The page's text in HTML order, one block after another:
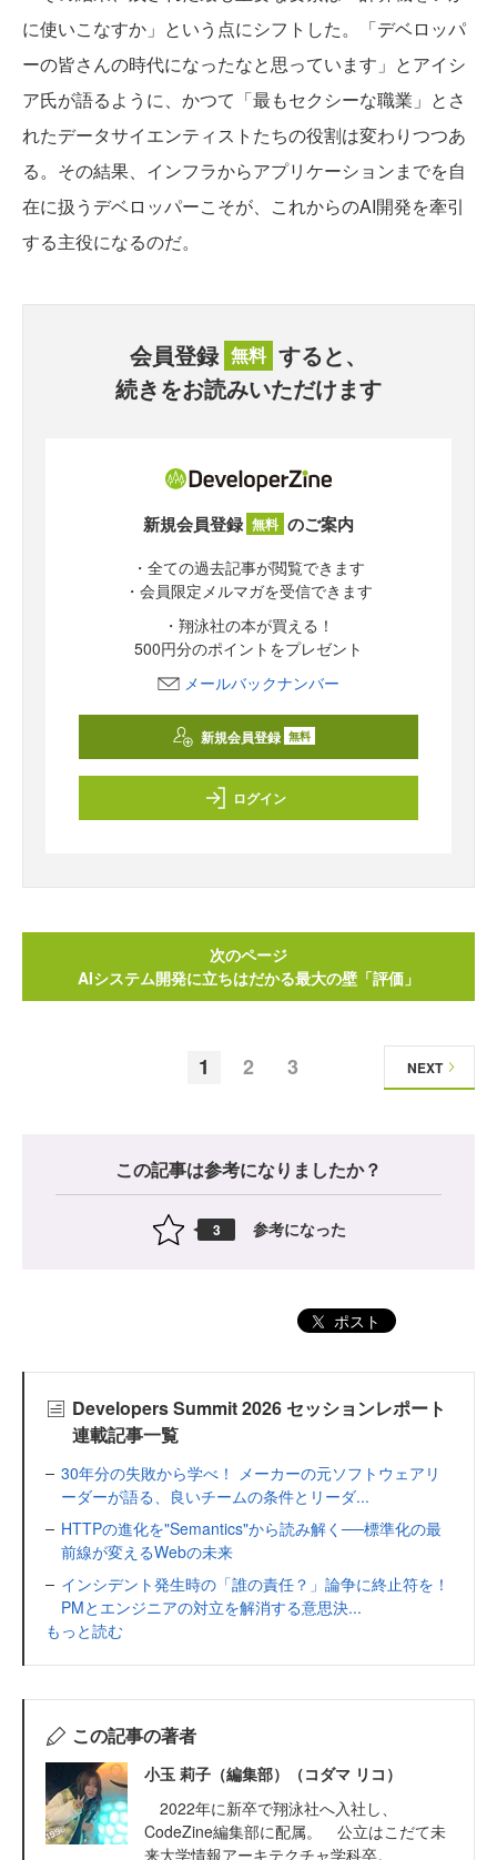
に使いこなすか」という点にシフトした。「デベロッパ
ーの皆さんの時代になったなと思っています」とアイシ
ア氏が語るように、かつて「最もセクシーな職業」とさ
れたデータサイエンティストたちの役割は変わりつつあ
る。その結果、インフラからアプリケーションまでを自
在に扱うデベロッパーこそが、これからのAI開発を牽引
する主役になるのだ。
会員登録 無料 すると、
続きをお読みいただけます
新規会員登録 無料 のご案内
・全ての過去記事が閲覧できます
・会員限定メルマガを受信できます
・翔泳社の本が買える！
500円分のポイントをプレゼント
メールバックナンバー
新規会員登録 無料
ログイン
次のページ
AIシステム開発に立ちはだかる最大の壁「評価」
1 2 3 NEXT
この記事は参考になりましたか？
3 参考になった
ポスト
Developers Summit 2026 セッションレポート
連載記事一覧
30年分の失敗から学べ！ メーカーの元ソフトウェアリ
ーダーが語る、良いチームの条件とリーダ...
HTTPの進化を"Semantics"から読み解く──標準化の最
前線が変えるWebの未来
インシデント発生時の「誰の責任？」論争に終止符を！
PMとエンジニアの対立を解消する意思決...
もっと読む
この記事の著者
小玉 莉子（編集部）（コダマ リコ）
2022年に新卒で翔泳社へ入社し、
CodeZine編集部に配属。 公立はこだて未
来大学情報アーキテクチャ学科卒。